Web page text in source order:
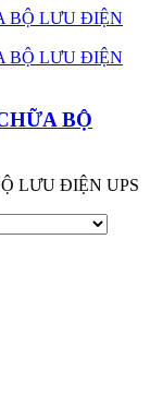
BỘ
LƯU ĐIỆN UPS